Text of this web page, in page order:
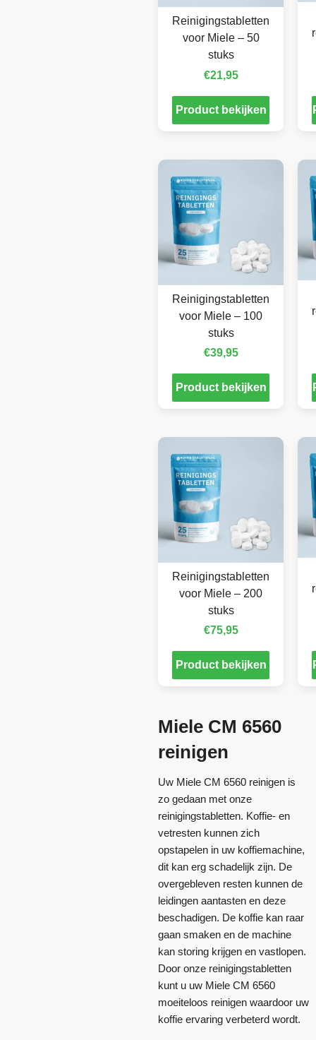
Reinigingstabletten
voor Miele – 50
stuks
€21,95
Product bekijken
Reinigingstabletten
voor Miele – 100
stuks
€39,95
Product bekijken
Reinigingstabletten
voor Miele – 200
stuks
€75,95
Product bekijken
Miele CM 6560
reinigen
Uw Miele CM 6560 reinigen is
zo gedaan met onze
reinigingstabletten. Koffie- en
vetresten kunnen zich
opstapelen in uw koffiemachine,
dit kan erg schadelijk zijn. De
overgebleven resten kunnen de
leidingen aantasten en deze
beschadigen. De koffie kan raar
gaan smaken en de machine
kan storing krijgen en vastlopen.
Door onze reinigingstabletten
kunt u uw Miele CM 6560
moeiteloos reinigen waardoor uw
koffie ervaring verbeterd wordt.